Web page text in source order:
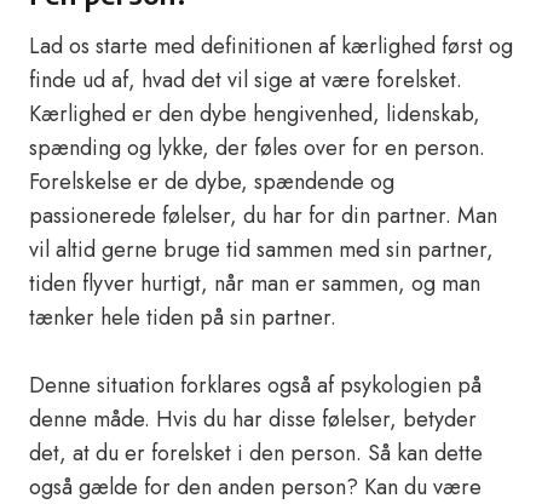
Lad os starte med definitionen af kærlighed først og
finde ud af, hvad det vil sige at være forelsket.
Kærlighed er den dybe hengivenhed, lidenskab,
spænding og lykke, der føles over for en person.
Forelskelse er de dybe, spændende og
passionerede følelser, du har for din partner. Man
vil altid gerne bruge tid sammen med sin partner,
tiden flyver hurtigt, når man er sammen, og man
tænker hele tiden på sin partner.
Denne situation forklares også af psykologien på
denne måde. Hvis du har disse følelser, betyder
det, at du er forelsket i den person. Så kan dette
også gælde for den anden person? Kan du være